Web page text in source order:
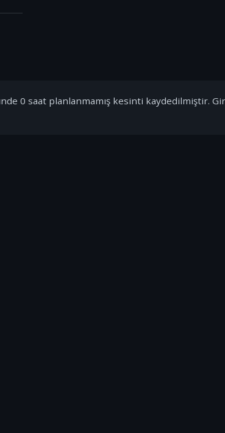
0 saat planlanmamış kesinti kaydedilmiştir.